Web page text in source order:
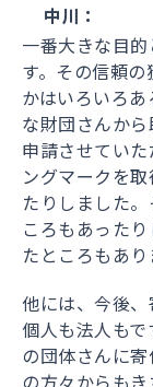
中川：
一番大きな目
す。その信頼
かはいろいろ
な財団さんか
申請させてい
ングマークを
たりしました
ころもあった
たところもあり
他には、今後
個人も法人も
の団体さんに
の方々からも